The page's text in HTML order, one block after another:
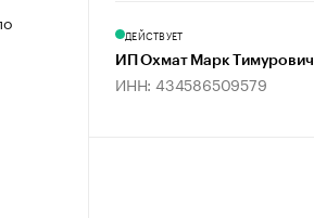
ДЕЙСТВУЕТ
ИП Охмат Марк Тимурович
ИНН: 434586509579